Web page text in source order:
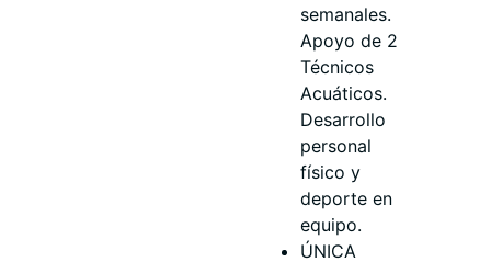
semanales.
Apoyo de 2
Técnicos
Acuáticos.
Desarrollo
personal
físico y
deporte en
equipo.
ÚNICA